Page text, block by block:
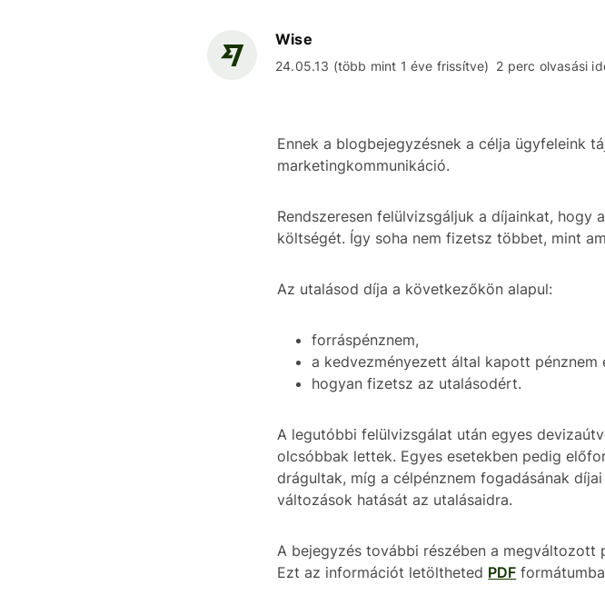
Wise
24.05.13 (több mint 1 éve frissítve) 2 perc olvasási
Ennek a blogbejegyzésnek a célja ügyfeleink
marketingkommunikáció.
Rendszeresen felülvizsgáljuk a díjainkat,
költségét. Így soha nem fizetsz többet, mint
Az utalásod díja a következőkön alapul:
forráspénznem,
a kedvezményezett által kapott pénznem
hogyan fizetsz az utalásodért.
A legutóbbi felülvizsgálat után egyes
olcsóbbak lettek. Egyes esetekben pedig
drágultak, míg a célpénznem fogadásának
változások hatását az utalásaidra.
A bejegyzés további részében a
Ezt az információt letöltheted PDF